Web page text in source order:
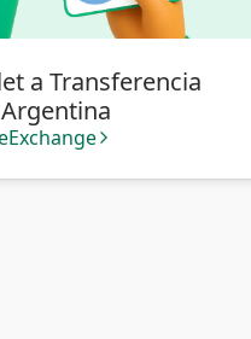
a Transferencia
arrow_forward_ios